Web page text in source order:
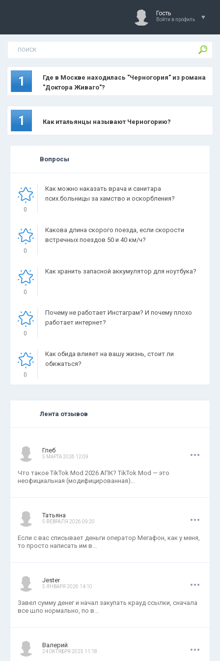
Гость
Войти в профиль
1
Где в Москве находилась "Черногория" из романа
"Доктора Живаго"?
1 Как итальянцы называют Черногорию?
Вопросы
0
Как можно наказать врача и санитара
псих.больницы за хамство и оскорбления?
0
Какова длина скорого поезда, если скорости
встречных поездов 50 и 40 км/ч?
0
Как хранить запасной аккумулятор для ноутбука?
0
Почему не работает Инстаграм? И почему плохо
работает интернет?
0
Как обида влияет на вашу жизнь, стоит ли
обижаться?
Лента отзывов
Глеб
5 МАРТА 2026 12:09 ...
Что такое TikTok Mod 2026 АПК? TikTok Mod — это
неофициальная (модифицированная)...
Татьяна
5 ФЕВРАЛЯ 2026 09:20 ...
Если с вас списывает деньги оператор Мегафон, как у меня,
то просто написать им в...
Jester
5 ЯНВАРЯ 2026 14:10 ...
Завел сумму денег и начал закупать крауд ссылки, сначала
все шло нормально, по в...
Валерий
24 ОКТЯБРЯ 2025 11:18 ...